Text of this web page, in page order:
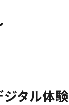
タル体